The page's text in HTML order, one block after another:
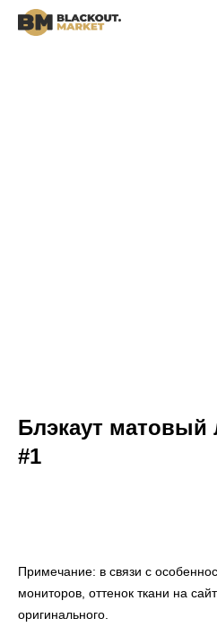
Блэкаут
#1
Примечание: в связи с
мониторов, оттенок ткани на
оригинального.